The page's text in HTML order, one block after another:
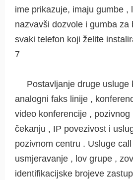
ime prikazuje, imaju gumbe ,
nazvavši dozvole i gumba za
svaki telefon koji želite
7
Postavljanje druge usluge
analogni faks linije ,
video konferencije , pozivnog
čekanju , IP povezivost i
pozivnom centru . Usluge
usmjeravanje , lov grupe ,
identifikacijske brojeve